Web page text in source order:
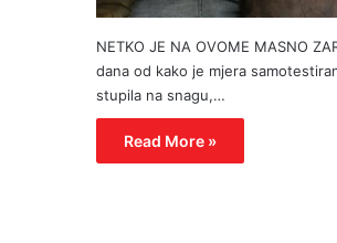
NETKO JE NA OVOME MASNO
dana od kako je mjera
stupila na snagu,…
Read More »